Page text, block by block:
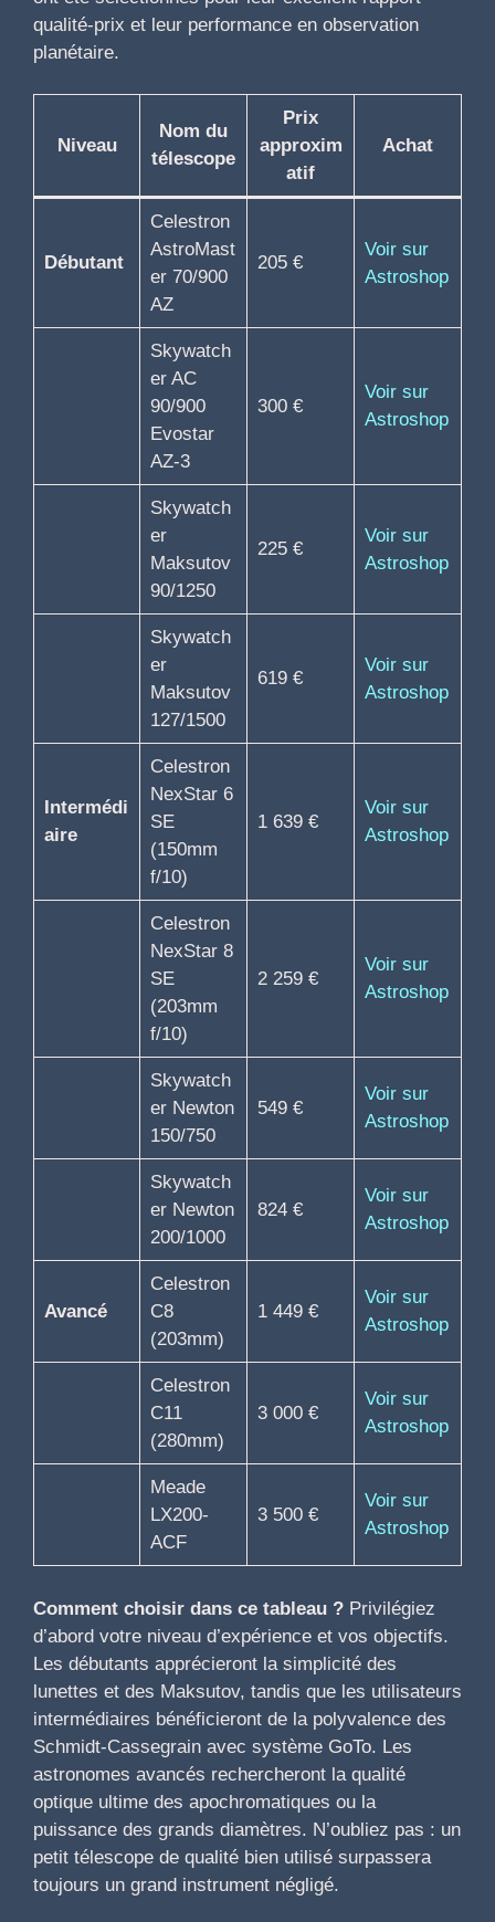
qualité-prix et leur performance en observation
planétaire.
Niveau
Nom du
télescope
Prix
approxim
atif
Achat
Débutant
Celestron
AstroMast
er 70/900
AZ
205 €
Voir sur
Astroshop
Skywatch
er AC
90/900
Evostar
AZ-3
300 €
Voir sur
Astroshop
Skywatch
er
Maksutov
90/1250
225 €
Voir sur
Astroshop
Skywatch
er
Maksutov
127/1500
619 €
Voir sur
Astroshop
Intermédi
aire
Celestron
NexStar 6
SE
(150mm
f/10)
1 639 €
Voir sur
Astroshop
Celestron
NexStar 8
SE
(203mm
f/10)
2 259 €
Voir sur
Astroshop
Skywatch
er Newton
150/750
549 €
Voir sur
Astroshop
Skywatch
er Newton
200/1000
824 €
Voir sur
Astroshop
Avancé
Celestron
C8
(203mm)
1 449 €
Voir sur
Astroshop
Celestron
C11
(280mm)
3 000 €
Voir sur
Astroshop
Meade
LX200-
ACF
3 500 €
Voir sur
Astroshop
Comment choisir dans ce tableau ? Privilégiez
d’abord votre niveau d’expérience et vos objectifs.
Les débutants apprécieront la simplicité des
lunettes et des Maksutov, tandis que les utilisateurs
intermédiaires bénéficieront de la polyvalence des
Schmidt-Cassegrain avec système GoTo. Les
astronomes avancés rechercheront la qualité
optique ultime des apochromatiques ou la
puissance des grands diamètres. N’oubliez pas : un
petit télescope de qualité bien utilisé surpassera
toujours un grand instrument négligé.